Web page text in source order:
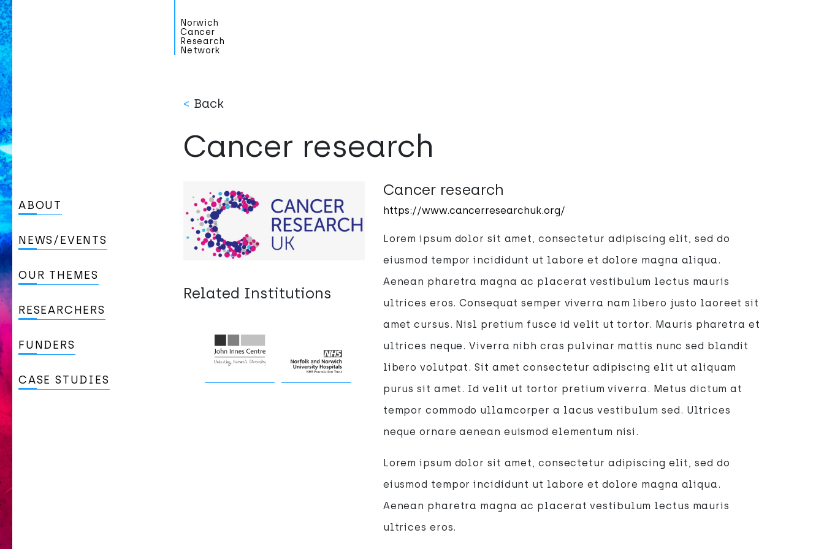
Norwich
Cancer
Research
Network
ABOUT
NEWS/EVENTS
OUR THEMES
RESEARCHERS
FUNDERS
CASE STUDIES
< Back
Cancer research
Related Institutions
Cancer research
https://www.cancerresearchuk.org/
Lorem ipsum dolor sit amet, consectetur adipiscing elit, sed do
eiusmod tempor incididunt ut labore et dolore magna aliqua.
Aenean pharetra magna ac placerat vestibulum lectus mauris
ultrices eros. Consequat semper viverra nam libero justo laoreet sit
amet cursus. Nisl pretium fusce id velit ut tortor. Mauris pharetra et
ultrices neque. Viverra nibh cras pulvinar mattis nunc sed blandit
libero volutpat. Sit amet consectetur adipiscing elit ut aliquam
purus sit amet. Id velit ut tortor pretium viverra. Metus dictum at
tempor commodo ullamcorper a lacus vestibulum sed. Ultrices
neque ornare aenean euismod elementum nisi.
Lorem ipsum dolor sit amet, consectetur adipiscing elit, sed do
eiusmod tempor incididunt ut labore et dolore magna aliqua.
Aenean pharetra magna ac placerat vestibulum lectus mauris
ultrices eros.